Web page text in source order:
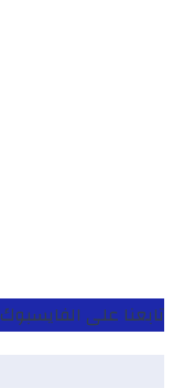
تابعنا على الفايسبوك